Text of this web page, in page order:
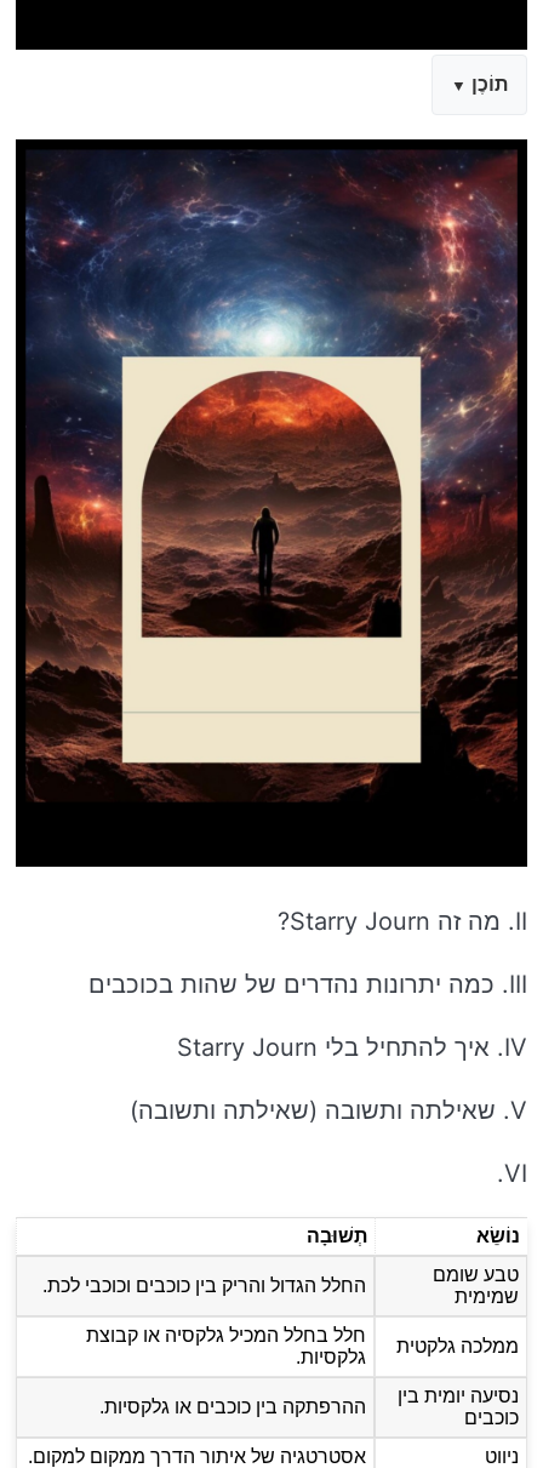
תוֹכֶן
II. מה זה Starry Journ?
III. כמה יתרונות נהדרים של שהות בכוכבים
IV. איך להתחיל בלי Starry Journ
V. שאילתה ותשובה (שאילתה ותשובה)
VI.
נוֹשֵׂא
תְשׁוּבָה
טבע שומם
שמימית
החלל הגדול והריק בין כוכבים וכוכבי לכת.
ממלכה גלקטית
חלל בחלל המכיל גלקסיה או קבוצת
גלקסיות.
נסיעה יומית בין
כוכבים
ההרפתקה בין כוכבים או גלקסיות.
ניווט אסטרטגיה של איתור הדרך ממקום למקום.